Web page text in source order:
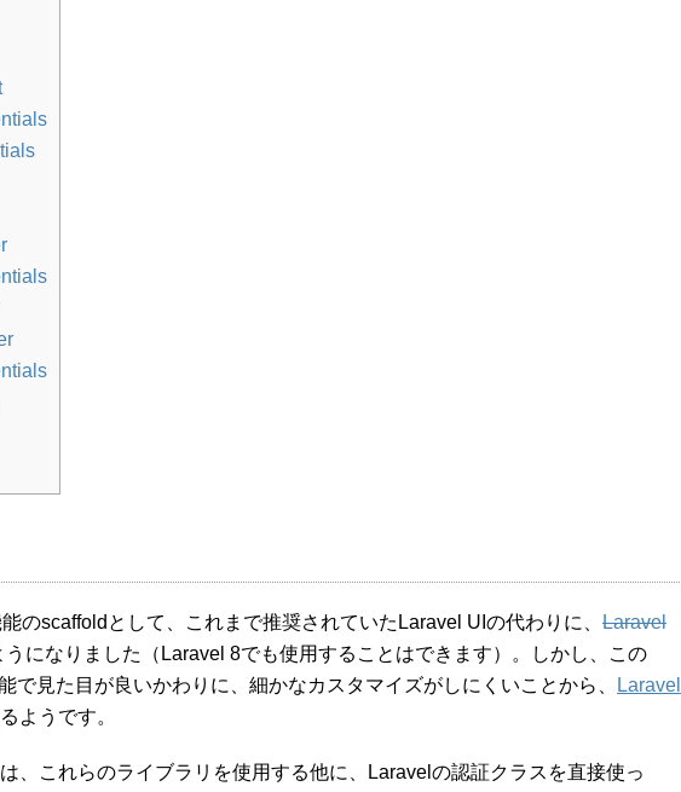
のscaffoldとして、これまで推奨されていたLaravel UIの代わりに、 Laravel
うになりました（Laravel 8でも使用することはできます）。しかし、この
で見た目が良いかわりに、細かなカスタマイズがしにくいことから、
Laravel
ようです。
、これらのライブラリを使用する他に、Laravelの認証クラスを直接使っ